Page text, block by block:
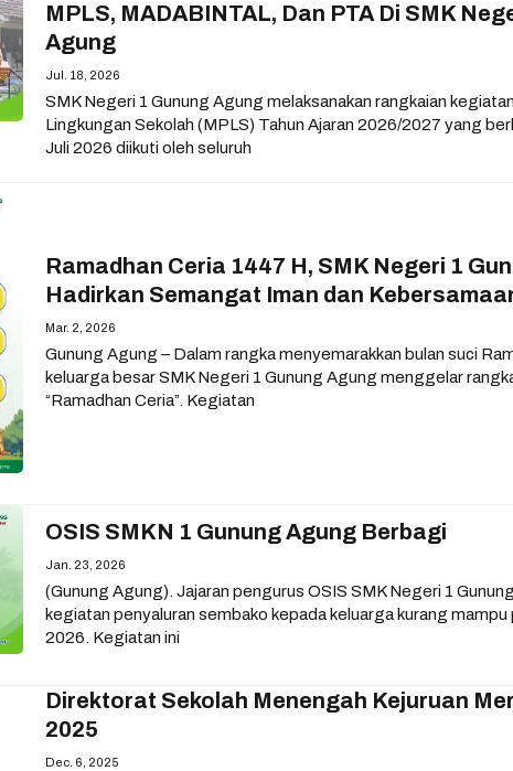
MPLS, MADABINTAL, Dan PTA Di SMK
Agung
Jul. 18, 2026
SMK Negeri 1 Gunung Agung melaksanakan rangkaian
Lingkungan Sekolah (MPLS) Tahun Ajaran 2026/2027 yang
Juli 2026 diikuti oleh seluruh
Ramadhan Ceria 1447 H, SMK Negeri 1
Hadirkan Semangat Iman dan
Mar. 2, 2026
Gunung Agung – Dalam rangka menyemarakkan bulan suci
keluarga besar SMK Negeri 1 Gunung Agung menggelar
“Ramadhan Ceria”. Kegiatan
OSIS SMKN 1 Gunung Agung Berbagi
Jan. 23, 2026
(Gunung Agung). Jajaran pengurus OSIS SMK Negeri 1
kegiatan penyaluran sembako kepada keluarga kurang mampu
2026. Kegiatan ini
Direktorat Sekolah Menengah Kejuruan
2025
Dec. 6, 2025